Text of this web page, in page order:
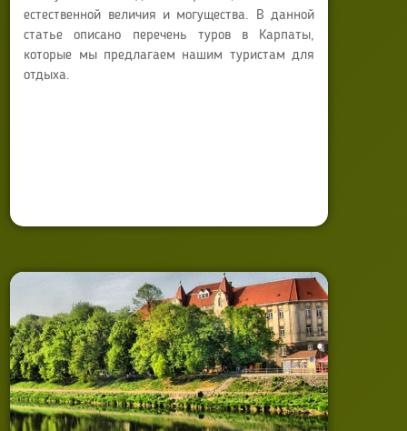
естественной величия и могущества. В данной
статье описано перечень туров в Карпаты,
которые мы предлагаем нашим туристам для
отдыха.